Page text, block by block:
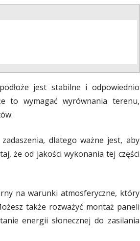
jest stabilne i odpowiednio
to wymagać wyrównania terenu,
dlatego ważne jest, aby
że od jakości wykonania tej części
na warunki atmosferyczne, który
także rozważyć montaż paneli
energii słonecznej do zasilania